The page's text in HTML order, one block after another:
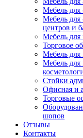
Мебель для
Мебель для
центров и
Мебель для
Торговое
Мебель для
Мебель для
Стойки
Офисная и
Торговые
шопов
Отзывы
Контакты